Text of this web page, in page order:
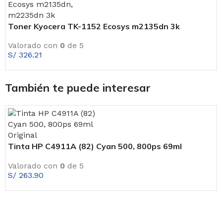
Toner Kyocera TK-1152 Ecosys m2135dn 3k
Valorado con 0 de 5
S/ 326.21
También te puede interesar
Tinta HP C4911A (82) Cyan 500, 800ps 69ml
Valorado con 0 de 5
S/ 263.90